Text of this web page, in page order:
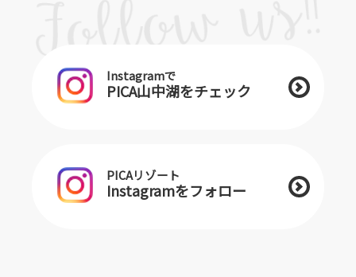
Instagramで
PICA山中湖をチェック
PICAリゾート
Instagramをフォロー